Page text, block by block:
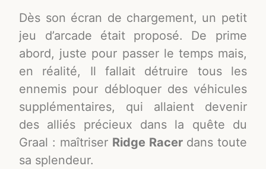
Dès son écran de chargement, un petit
jeu d’arcade était proposé. De prime
abord, juste pour passer le temps mais,
en réalité, Il fallait détruire tous les
ennemis pour débloquer des véhicules
supplémentaires, qui allaient devenir
des alliés précieux dans la quête du
Graal : maîtriser Ridge Racer dans toute
sa splendeur.